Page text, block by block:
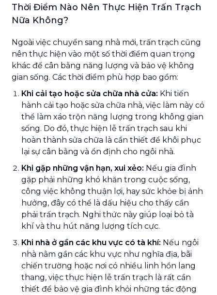
Thời Điểm Nào Nên Thực Hiện Trấn Trạch
Nữa Không?
Ngoài việc chuyển sang nhà mới, trấn trạch cũng
nên thực hiện vào một số thời điểm quan trọng
khác để cân bằng năng lượng và bảo vệ không
gian sống. Các thời điểm phù hợp bao gồm:
Khi cải tạo hoặc sửa chữa nhà cửa: Khi tiến
hành cải tạo hoặc sửa chữa nhà, việc làm này có
thể làm xáo trộn năng lượng trong không gian
sống. Do đó, thực hiện lễ trấn trạch sau khi
hoàn thành sửa chữa là cần thiết để khôi phục
lại sự cân bằng và ổn định cho ngôi nhà.
Khi gặp những vận hạn, xui xẻo: Nếu gia đình
gặp phải những khó khăn trong cuộc sống,
công việc không thuận lợi, hay sức khỏe bị ảnh
hưởng, đây có thể là dấu hiệu cho thấy cần
phải trấn trạch. Nghi thức này giúp loại bỏ tà
khí và thu hút năng lượng tích cực.
Khi nhà ở gần các khu vực có tà khí: Nếu ngôi
nhà nằm gần các khu vực như nghĩa địa, bãi
chiến trường hoặc nơi có nhiều linh hồn lang
thang, việc thực hiện lễ trấn trạch là rất cần
thiết để bảo vệ gia đình khỏi những tác động